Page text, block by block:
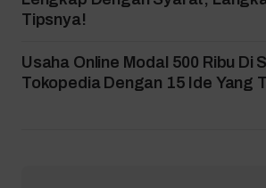
Tipsnya!
Usaha Online Modal 500 Ribu Di
Tokopedia Dengan 15 Ide Yang